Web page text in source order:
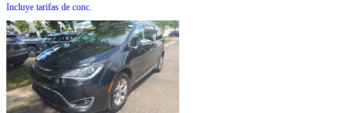
Incluye tarifas de conc.